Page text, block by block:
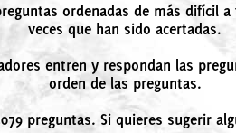
ordenadas de más difícil
veces que han sido acertadas.
entren y respondan las
orden de las preguntas.
preguntas. Si quieres sugerir